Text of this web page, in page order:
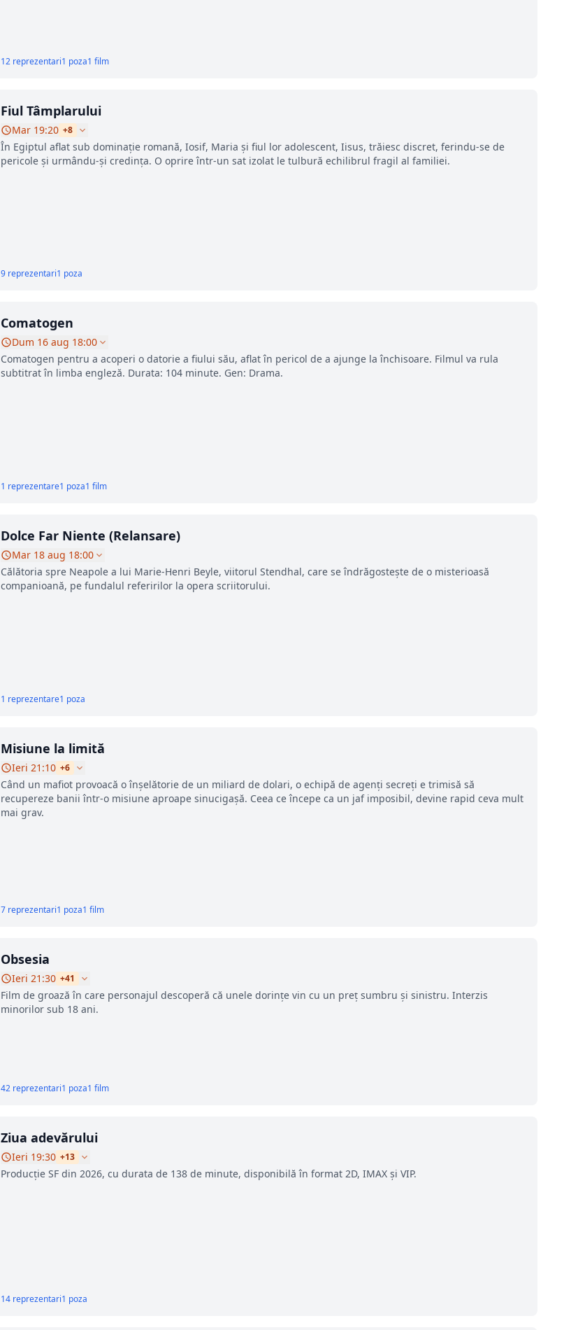
12 reprezentari1 poza1 film
Fiul Tâmplarului
Mar 19:20 +8
În Egiptul aflat sub dominație romană, Iosif, Maria și fiul lor adolescent, Iisus, trăiesc discret, ferindu-se de
pericole și urmându-și credința. O oprire într-un sat izolat le tulbură echilibrul fragil al familiei.
9 reprezentari1 poza
Comatogen
Dum 16 aug 18:00
Comatogen pentru a acoperi o datorie a fiului său, aflat în pericol de a ajunge la închisoare. Filmul va rula
subtitrat în limba engleză. Durata: 104 minute. Gen: Drama.
1 reprezentare1 poza1 film
Dolce Far Niente (Relansare)
Mar 18 aug 18:00
Călătoria spre Neapole a lui Marie-Henri Beyle, viitorul Stendhal, care se îndrăgostește de o misterioasă
companioană, pe fundalul referirilor la opera scriitorului.
1 reprezentare1 poza
Misiune la limită
Ieri 21:10 +6
Când un mafiot provoacă o înșelătorie de un miliard de dolari, o echipă de agenți secreți e trimisă să
recupereze banii într-o misiune aproape sinucigașă. Ceea ce începe ca un jaf imposibil, devine rapid ceva mult
mai grav.
7 reprezentari1 poza1 film
Obsesia
Ieri 21:30 +41
Film de groază în care personajul descoperă că unele dorințe vin cu un preț sumbru și sinistru. Interzis
minorilor sub 18 ani.
42 reprezentari1 poza1 film
Ziua adevărului
Ieri 19:30 +13
Producție SF din 2026, cu durata de 138 de minute, disponibilă în format 2D, IMAX și VIP.
14 reprezentari1 poza